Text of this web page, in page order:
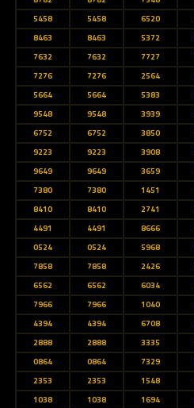
5458
5458 6520
8463
8463 5372
7632
7632 7727
7276
7276 2564
5664
5664 5383
9548
9548 3939
6752
6752 3850
9223
9223 3908
9649
9649 3659
7380
7380 1451
8410
8410 2741
4491
4491 8666
0524
0524 5968
7858
7858 2426
6562
6562 6034
7966
7966 1040
4394
4394 6708
2888
2888 3335
0864
0864 7329
2353
2353 1548
1038
1038 1694